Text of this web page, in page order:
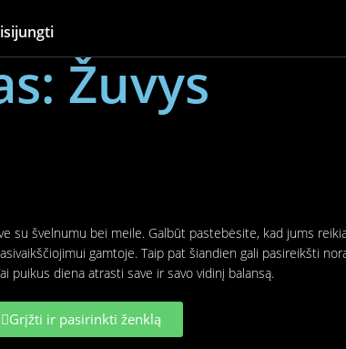
Žuvys
su švelnumu bei meile. Galbūt pastebėsite, kad jums
gamtoje. Taip pat šiandien gali pasireikšti
puikus diena atrasti save ir savo vidinį balansą.
Grįžti ir pasirinkti ženklą